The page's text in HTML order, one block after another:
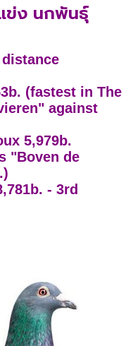
ข่ง นกพันธุ์
(fastest in The
against
5,979b.
"Boven de
- 3rd